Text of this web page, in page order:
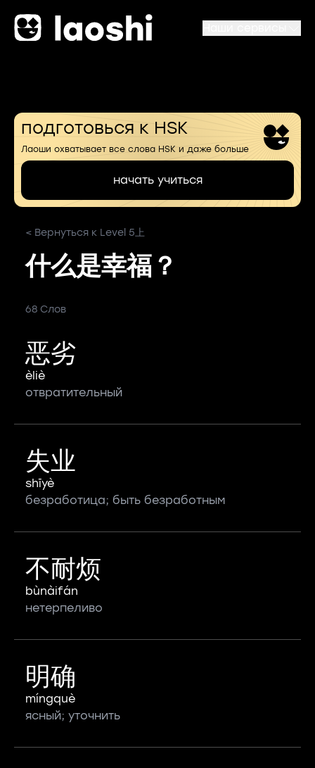
подготовься к HSK
Лаоши охватывает все слова HSK и даже больше
начать учиться
< Вернуться к Level 5上
什么是幸福？
68 Слов
恶劣
èliè
отвратительный
失业
shīyè
безработица; быть безработным
不耐烦
bùnàifán
нетерпеливо
明确
míngquè
ясный; уточнить